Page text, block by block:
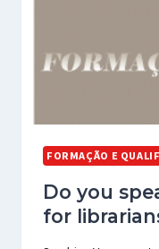
FORMAÇÃO E
Do you
for